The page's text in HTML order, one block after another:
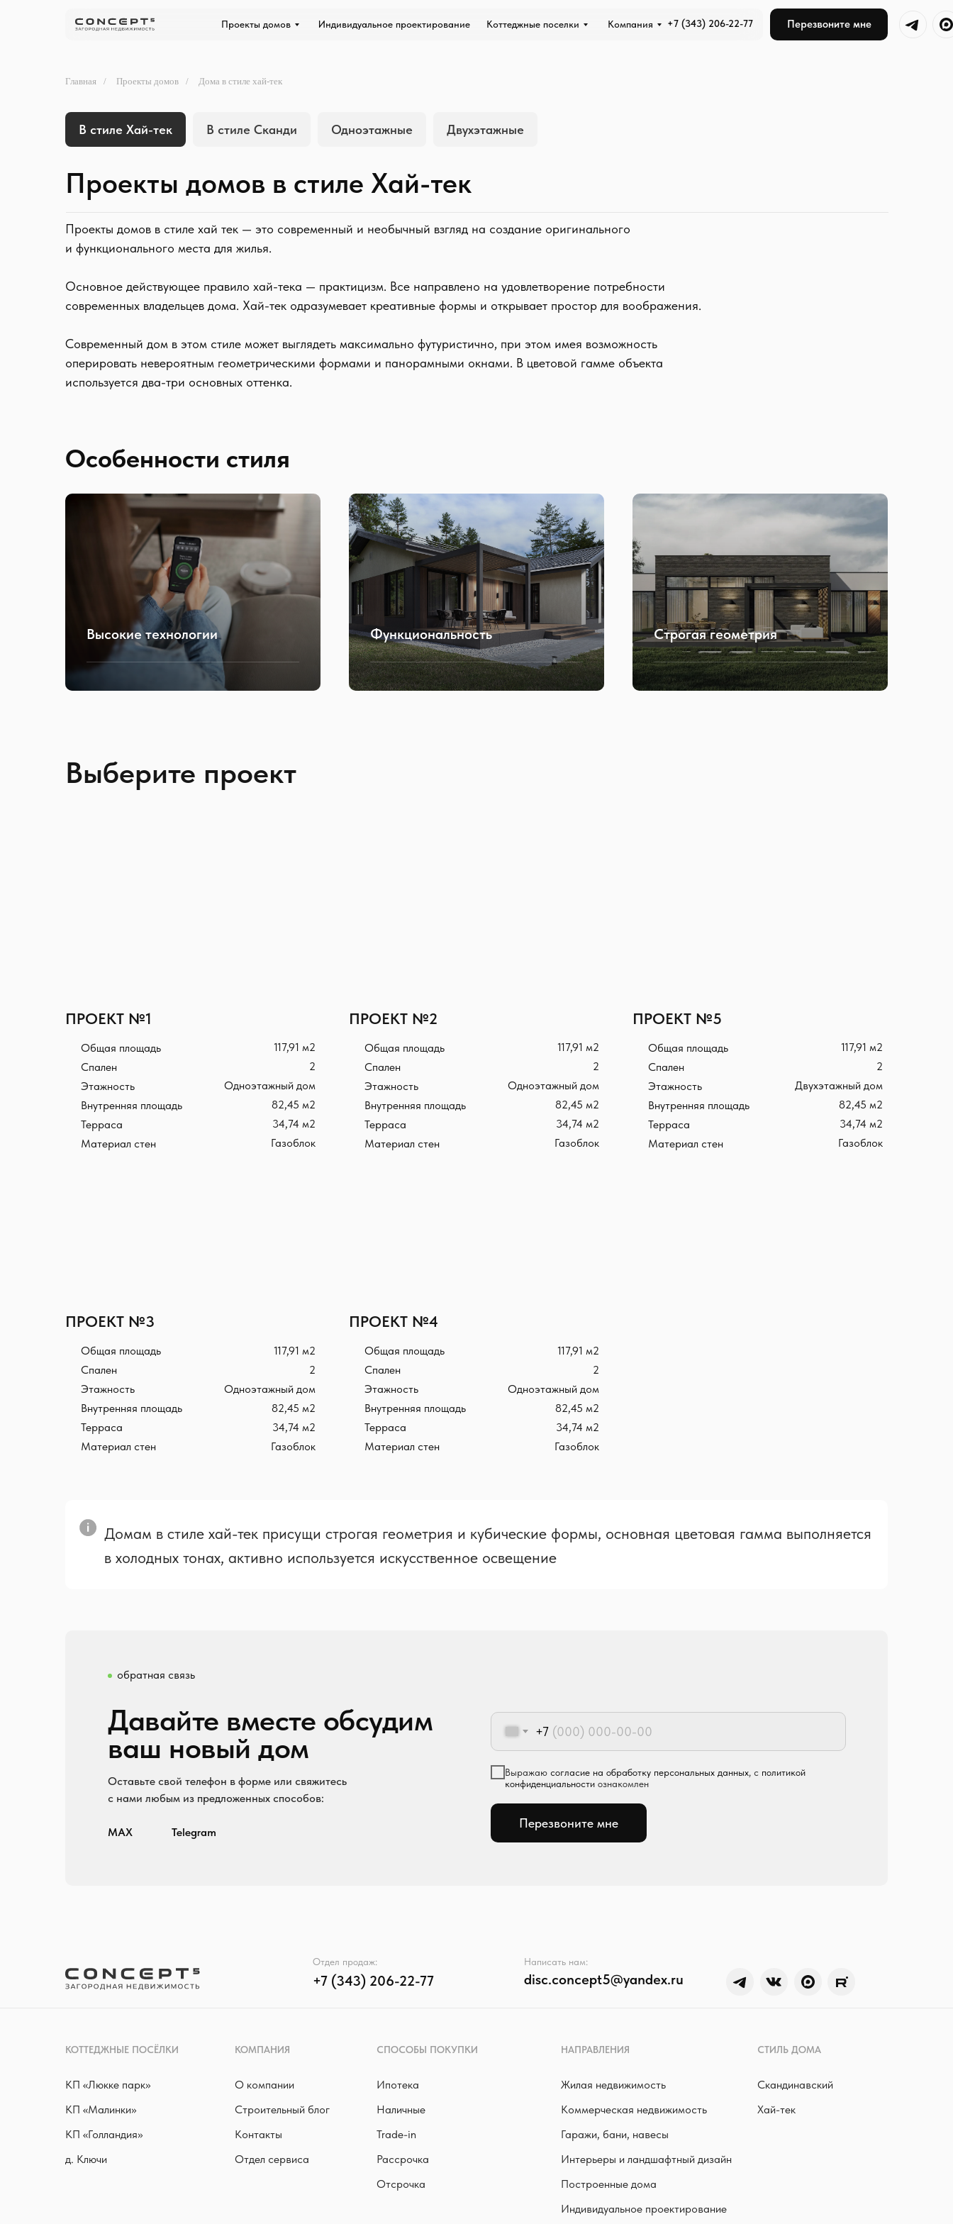
Перезвоните мне
+7 (343) 206-22-77
Проекты домов Индивидуальное проектирование Коттеджные поселки Компания
Главная / Проекты домов / Дома в стиле хай-тек
В стиле Хай-тек В стиле Сканди Одноэтажные Двухэтажные
Проекты домов в стиле Хай-тек
Проекты домов в стиле хай тек — это современный и необычный взгляд на создание оригинального
и функционального места для жилья.
Основное действующее правило хай-тека — практицизм. Все направлено на удовлетворение потребности
современных владельцев дома. Хай-тек одразумевает креативные формы и открывает простор для воображения.
Современный дом в этом стиле может выглядеть максимально футуристично, при этом имея возможность
оперировать невероятным геометрическими формами и панорамными окнами. В цветовой гамме объекта
используется два-три основных оттенка.
Особенности стиля
Высокие технологии Функциональность Строгая геометрия
Выберите проект
ПРОЕКТ №1
Общая площадь
117,91 м2
Спален
2
Этажность
Одноэтажный дом
Внутренняя площадь
82,45 м2
Терраса
34,74 м2
Материал стен
Газоблок
ПРОЕКТ №2
Общая площадь
117,91 м2
Спален
2
Этажность
Одноэтажный дом
Внутренняя площадь
82,45 м2
Терраса
34,74 м2
Материал стен
Газоблок
ПРОЕКТ №5
Общая площадь
117,91 м2
Спален
2
Этажность
Двухэтажный дом
Внутренняя площадь
82,45 м2
Терраса
34,74 м2
Материал стен
Газоблок
ПРОЕКТ №3
Общая площадь
117,91 м2
Спален
2
Этажность
Одноэтажный дом
Внутренняя площадь
82,45 м2
Терраса
34,74 м2
Материал стен
Газоблок
ПРОЕКТ №4
Общая площадь
117,91 м2
Спален
2
Этажность
Одноэтажный дом
Внутренняя площадь
82,45 м2
Терраса
34,74 м2
Материал стен
Газоблок
Домам в стиле хай-тек присущи строгая геометрия и кубические формы, основная цветовая гамма выполняется
в холодных тонах, активно используется искусственное освещение
Давайте вместе обсудим
ваш новый дом
Оставьте свой телефон в форме или свяжитесь
с нами любым из предложенных способов:
MAX Telegram
обратная связь
+7
Выражаю согласие на обработку персональных данных, с политикой
конфиденциальности ознакомлен
Перезвоните мне
+7 (343) 206-22-77
Отдел продаж:
disc.concept5@yandex.ru
Написать нам:
СТИЛЬ ДОМА
КОМПАНИЯ
КОТТЕДЖНЫЕ ПОСЁЛКИ СПОСОБЫ ПОКУПКИ НАПРАВЛЕНИЯ
КП «Люкке парк »
КП «Малинки»
КП «Голландия»
д. Ключи
Скандинавский
Хай-тек
Жилая недвижимость
Коммерческая недвижимость
Гаражи, бани, навесы
Интерьеры и ландшафтный дизайн
Построенные дома
Индивидуальное проектирование
О компании
Строительный блог
Контакты
Ипотека
Наличные
Trade-in
Рассрочка
Отсрочка
Отдел сервиса